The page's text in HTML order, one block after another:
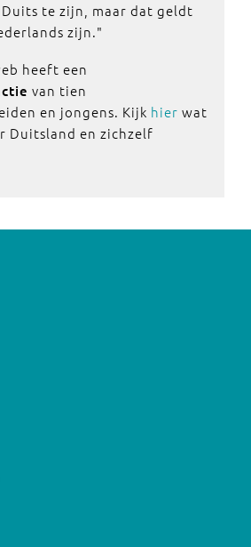
te zijn, maar dat geldt
zijn."
heeft een
van tien
en jongens. Kijk hier wat
Duitsland en zichzelf